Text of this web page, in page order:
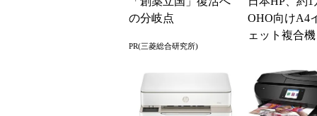
の分岐点
PR(三菱総合研究所)
OHO向けA4
ェット複合